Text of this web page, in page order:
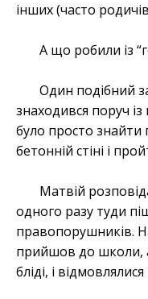
інших (часто
А що робили із
Один подібний
знаходився поруч
було просто знайти
бетонній стіні і
Матвій
одного разу туди
правопорушників.
прийшов до школи, а
бліді, і